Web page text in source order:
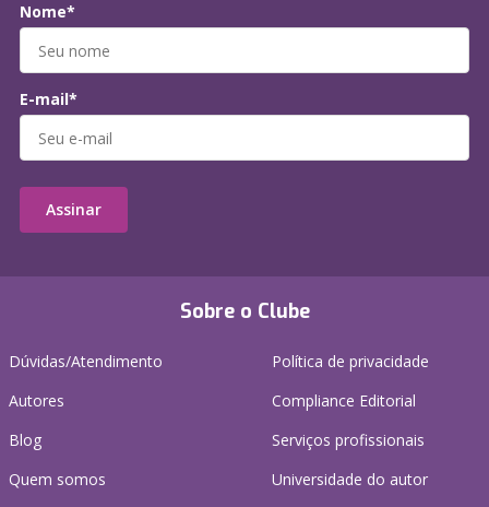
Sobre o Clube
Dúvidas/Atendimento
Autores
Blog
Quem somos
Política de privacidade
Compliance Editorial
Serviços profissionais
Universidade do autor
Nome*
E-mail*
Assinar